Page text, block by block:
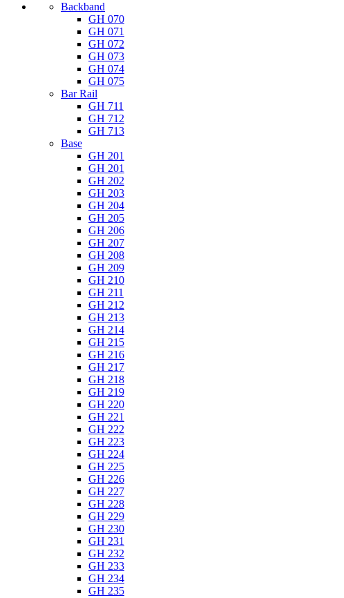
Backband
GH 070
GH 071
GH 072
GH 073
GH 074
GH 075
Bar Rail
GH 711
GH 712
GH 713
Base
GH 201
GH 201
GH 202
GH 203
GH 204
GH 205
GH 206
GH 207
GH 208
GH 209
GH 210
GH 211
GH 212
GH 213
GH 214
GH 215
GH 216
GH 217
GH 218
GH 219
GH 220
GH 221
GH 222
GH 223
GH 224
GH 225
GH 226
GH 227
GH 228
GH 229
GH 230
GH 231
GH 232
GH 233
GH 234
GH 235